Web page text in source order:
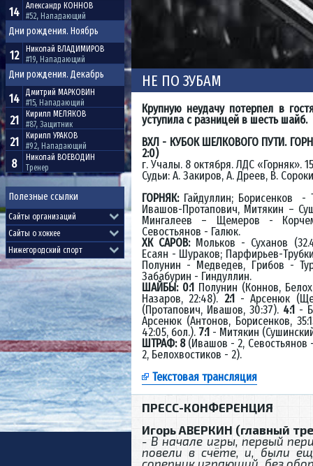
14 Александр КОННОВ
#52, Нападающий
Дни рождения. Ноябрь
12 Николай ВЛАДИМИРОВ
#19, Нападающий
Дни рождения. Декабрь
14 Дмитрий МАРКОВИН
#15, Нападающий
21 Кирилл МЕЛЯКОВ
#87, Защитник
21 Кирилл УРАКОВ
#92, Нападающий
8 Николай ВОЕВОДИН
Тренер
Полезные ссылки
НЕ ПО ЗУБАМ
Крупную неудачу потерпел в
уступила с разницей в шесть шайб.
ВХЛ - КУБОК ШЕЛКОВОГО ПУТИ.
2:0)
г. Учалы. 8 октября. ЛДС «Горняк».
Судьи: А. Закиров, А. Дреев, В.
ГОРНЯК:Гайдуллин; Борисенков -
Ивашов-Протапович, Митякин –
Мингалеев – Щемеров -
Севостьянов - Галюк.
ХК САРОВ:Мольков - Суханов
Есаян - Шураков; Парфирьев-
Полунин - Медведев, Грибов -
Забабурин - Гиндуллин.
ШАЙБЫ: 0:1Полунин (Коннов,
Назаров, 22:48). 2:1- Арсенюк
(Протапович, Ивашов, 30:37). 4:1 -
Арсенюк (Антонов, Борисенков,
42:05, бол.). 7:1 - Митякин
ШТРАФ: 8(Ивашов - 2,
2, Белохвостиков - 2).
Текстовая трансляция
ПРЕСС-КОНФЕРЕНЦИЯ
Игорь АВЕРКИН (главный
- В начале игры, первый
повели в счёте, и, были